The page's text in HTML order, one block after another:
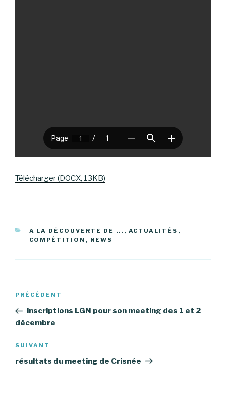
Télécharger (DOCX, 13KB)
CATÉGORIES
A LA DÉCOUVERTE DE ... , ACTUALITÉS ,
COMPÉTITION , NEWS
Navigation
l’article
Article
précédent
PRÉCÉDENT
inscriptions LGN pour son meeting des 1 et 2
décembre
Article
suivant
SUIVANT
résultats du meeting de Crisnée